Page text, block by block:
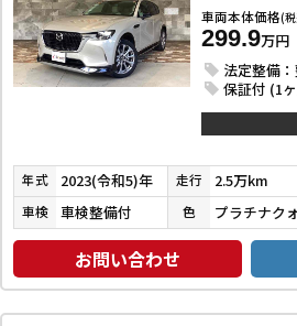
車両本体価格(
299.9万円
法定整備
保証付 (1
年式 2023(令和5)年 走行 2.5万km
車検 車検整備付 色
お問い合わせ